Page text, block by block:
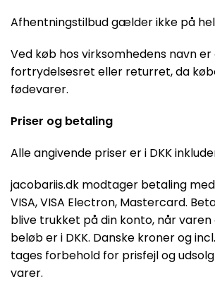
Afhentningstilbud gælder ikke på
Ved køb hos virksomhedens navn
fortrydelsesret eller returret, da
fødevarer.
Priser og betaling
Alle angivende priser er i DKK
jacobariis.dk modtager betaling
VISA, VISA Electron, Mastercard.
blive trukket på din konto, når varen
beløb er i DKK. Danske kroner og
tages forbehold for prisfejl og
varer.